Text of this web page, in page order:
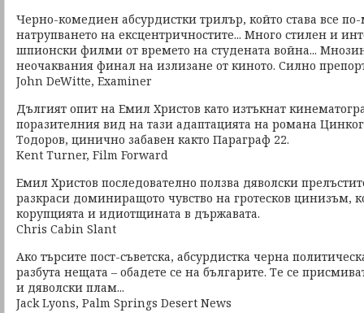
Черно-комедиен абсурдистки трилър, който става все
натрупването на ексцентричностите... Много стилен и
шпионски филми от времето на студената война...
неочаквания финал на излизане от киното. Силно
John DeWitte, Examiner
Дългият опит на Емил Христов като изтъкнат
поразителния вид на тази адаптацията на романа
Тодоров, цинично забавен както Параграф 22.
Kent Turner, Film Forward
Емил Христов последователно ползва дяволски
разкраси доминиращото чувство на гротесков цинизъм,
корупцията и идиотщината в държавата.
Chris Cabin Slant
Ако търсите пост-съветска, абсурдистка черна
разбута нещата – обадете се на българите. Те се
и дяволски плам...
Jack Lyons, Palm Springs Desert News